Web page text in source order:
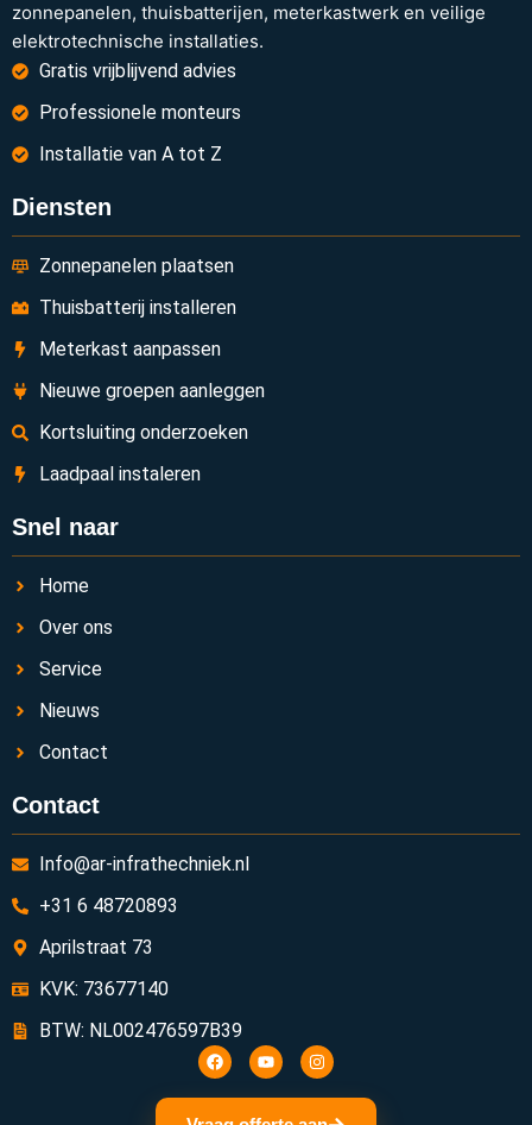
zonnepanelen, thuisbatterijen, meterkastwerk en veilige
elektrotechnische installaties.
Gratis vrijblijvend advies
Professionele monteurs
Installatie van A tot Z
Diensten
Zonnepanelen plaatsen
Thuisbatterij installeren
Meterkast aanpassen
Nieuwe groepen aanleggen
Kortsluiting onderzoeken
Laadpaal instaleren
Snel naar
Home
Over ons
Service
Nieuws
Contact
Contact
Info@ar-infrathechniek.nl
+31 6 48720893
Aprilstraat 73
KVK: 73677140
BTW: NL002476597B39